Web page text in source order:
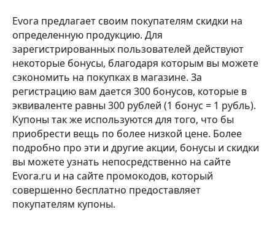
Evora предлагает своим покупателям скидки на
определенную продукцию. Для
зарегистрированных пользователей действуют
некоторые бонусы, благодаря которым вы можете
сэкономить на покупках в магазине. За
регистрацию вам дается 300 бонусов, которые в
эквиваленте равны 300 рублей (1 бонус = 1 рубль).
Купоны так же используются для того, что бы
приобрести вещь по более низкой цене. Более
подробно про эти и другие акции, бонусы и скидки
вы можете узнать непосредственно на сайте
Evora.ru и на сайте промокодов, который
совершенно бесплатно предоставляет
покупателям купоны.